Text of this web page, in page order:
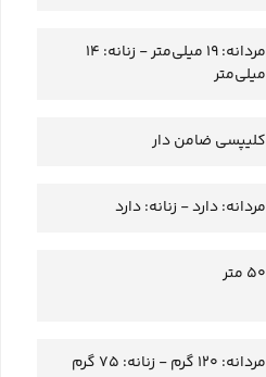
مردانه: 19 میلی‌متر - زنانه: 14
میلی‌متر
کلیپسی ضامن دار
مردانه: دارد - زنانه: دارد
50 متر
مردانه: 120 گرم - زنانه: 75 گرم